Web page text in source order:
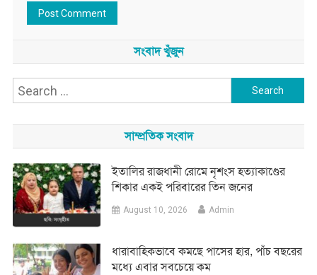
সংবাদ খুঁজুন
Search
সাম্প্রতিক সংবাদ
ইতালির রাজধানী রোমে নৃশংস হত্যাকাণ্ডের
শিকার একই পরিবারের তিন জনের
August 10, 2026 Admin
ধারাবাহিকভাবে কমছে পাসের হার, পাঁচ বছরের
মধ্যে এবার সবচেয়ে কম